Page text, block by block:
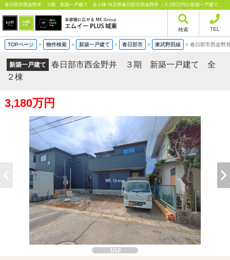
春日部市西金野井 ３期 新築一戸建て 全２棟 埼玉県春日部市西金野井 ｜3,180万円の新築一戸建て｜分譲住宅や新築物件｜エムイーPLUS城東株式会社
検索 TEL
TOPページ > 物件検索 > 新築一戸建て > 春日部市 > 東武野田線 > 春日部市西金
新築一戸建て
春日部市西金野井 ３期 新築一戸建て 全
２棟
3,180万円
1/10